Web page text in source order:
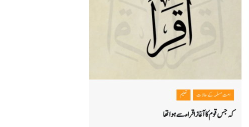
امت مسلمہ کے حالات تعلیم
کہ جس قوم کا آغاز اقراء سے ہوا تھا